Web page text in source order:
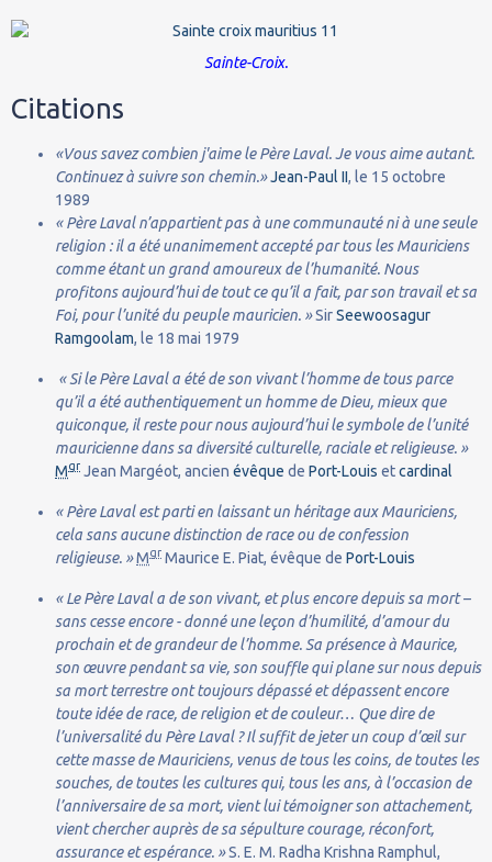
Sainte-Croix.
Citations
«Vous savez combien j'aime le Père Laval. Je vous aime autant.
Continuez à suivre son chemin.»Jean-Paul II, le 15 octobre
1989
« Père Laval n’appartient pas à une communauté ni à une seule
religion : il a été unanimement accepté par tous les Mauriciens
comme étant un grand amoureux de l’humanité. Nous
profitons aujourd’hui de tout ce qu’il a fait, par son travail et sa
Foi, pour l’unité du peuple mauricien. »SirSeewoosagur
Ramgoolam, le 18 mai 1979
« Si le Père Laval a été de son vivant l’homme de tous parce
qu’il a été authentiquement un homme de Dieu, mieux que
quiconque, il reste pour nous aujourd’hui le symbole de l’unité
mauricienne dans sa diversité culturelle, raciale et religieuse. »
Mgr Jean Margéot, ancien évêque de Port-Louis etcardinal
« Père Laval est parti en laissant un héritage aux Mauriciens,
cela sans aucune distinction de race ou de confession
religieuse. »Mgr Maurice E. Piat, évêque de Port-Louis
« Le Père Laval a de son vivant, et plus encore depuis sa mort –
sans cesse encore - donné une leçon d’humilité, d’amour du
prochain et de grandeur de l’homme. Sa présence à Maurice,
son œuvre pendant sa vie, son souffle qui plane sur nous depuis
sa mort terrestre ont toujours dépassé et dépassent encore
toute idée de race, de religion et de couleur… Que dire de
l’universalité du Père Laval ? Il suffit de jeter un coup d’œil sur
cette masse de Mauriciens, venus de tous les coins, de toutes les
souches, de toutes les cultures qui, tous les ans, à l’occasion de
l’anniversaire de sa mort, vient lui témoigner son attachement,
vient chercher auprès de sa sépulture courage, réconfort,
assurance et espérance. »S. E. M. Radha Krishna Ramphul,